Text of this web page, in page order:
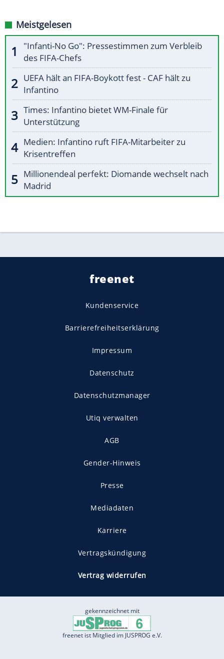
Meistgelesen
"Infanti-No Go": Pressestimmen zum Verbleib
des FIFA-Chefs
UEFA hält an FIFA-Boykott fest - CAF hält zu
Infantino
Times: Infantino bietet WM-Finale für
Unterstützung
Medien: Infantino ruft FIFA-Mitarbeiter zu
Krisentreffen
Millionendeal perfekt: Diomande wechselt nach
Madrid
freenet
Kundenservice
Barrierefreiheitserklärung
Impressum
Datenschutz
Datenschutzmanager
Utiq verwalten
AGB
Gender-Hinweis
Presse
Mediadaten
Karriere
Vertragskündigung
Vertrag widerrufen
gekennzeichnet mit
freenet ist Mitglied im JUSPROG e.V.